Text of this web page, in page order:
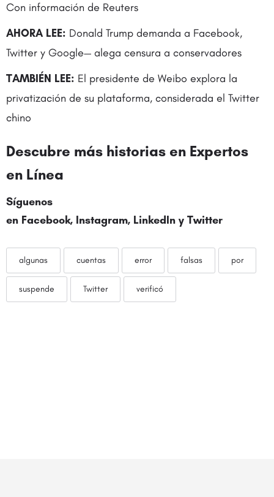
Con información de Reuters
AHORA LEE: Donald Trump demanda a Facebook,
Twitter y Google— alega censura a conservadores
TAMBIÉN LEE: El presidente de Weibo explora la
privatización de su plataforma, considerada el Twitter
chino
Descubre más historias en Expertos
en Línea
Síguenos
en Facebook, Instagram, LinkedIn y Twitter
algunas cuentas error falsas por
suspende Twitter verificó